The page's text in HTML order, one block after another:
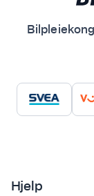
Hjelp